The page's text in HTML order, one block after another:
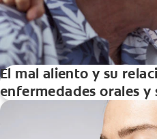
El mal aliento y su
enfermedades orales y